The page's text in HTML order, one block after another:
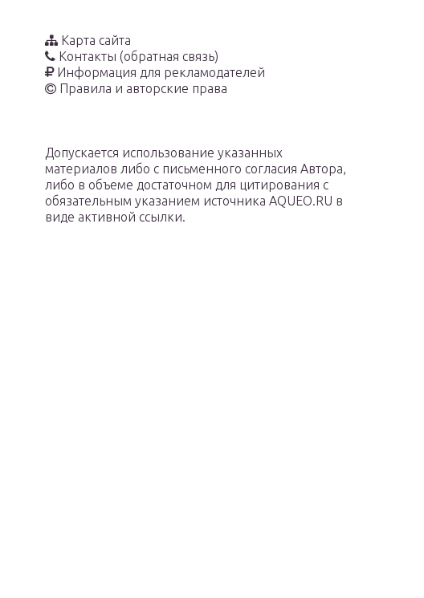
Карта сайта
Контакты (обратная связь)
Информация для рекламодателей
Правила и авторские права
Допускается использование указанных
материалов либо с письменного согласия Автора,
либо в объеме достаточном для цитирования с
обязательным указанием источника AQUEO.RU в
виде активной ссылки.